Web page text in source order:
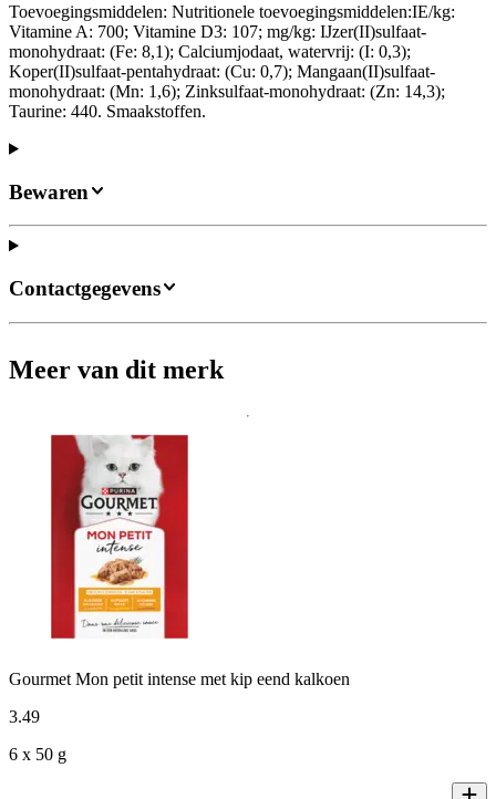
Toevoegingsmiddelen: Nutritionele toevoegingsmiddelen:IE/kg:
Vitamine A: 700; Vitamine D3: 107; mg/kg: IJzer(II)sulfaat-
monohydraat: (Fe: 8,1); Calciumjodaat, watervrij: (I: 0,3);
Koper(II)sulfaat-pentahydraat: (Cu: 0,7); Mangaan(II)sulfaat-
monohydraat: (Mn: 1,6); Zinksulfaat-monohydraat: (Zn: 14,3);
Taurine: 440. Smaakstoffen.
Bewaren
Contactgegevens
Meer van dit merk
Gourmet Mon petit intense met kip eend kalkoen
3.49
6 x 50 g